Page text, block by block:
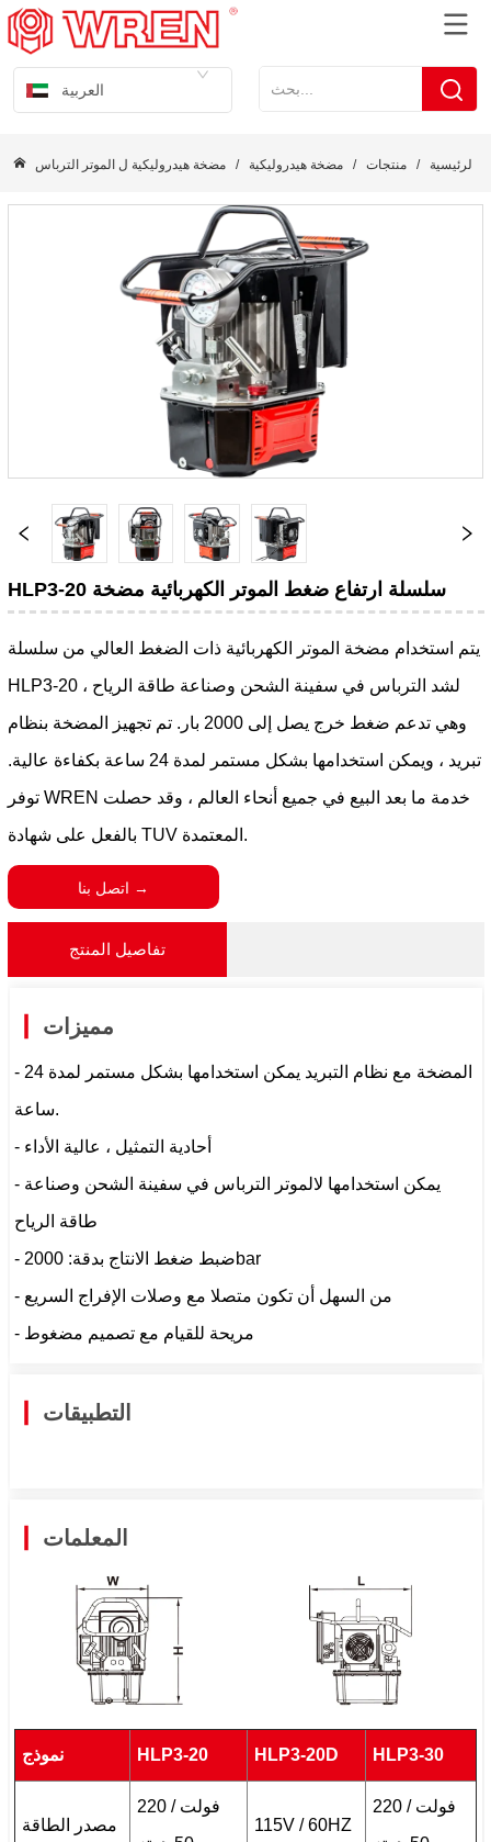
العربية
الرئيسية / منتجات / مضخة هيدروليكية / مضخة هيدروليكية ل الموتر الترباس
HLP3-20 سلسلة ارتفاع ضغط الموتر الكهربائية مضخة
يتم استخدام مضخة الموتر الكهربائية ذات الضغط العالي من سلسلة
HLP3-20 لشد الترباس في سفينة الشحن وصناعة طاقة الرياح ،
وهي تدعم ضغط خرج يصل إلى 2000 بار. تم تجهيز المضخة بنظام
تبريد ، ويمكن استخدامها بشكل مستمر لمدة 24 ساعة بكفاءة عالية.
توفر WREN خدمة ما بعد البيع في جميع أنحاء العالم ، وقد حصلت
بالفعل على شهادة TUV المعتمدة.
اتصل بنا →
تفاصيل المنتج
مميزات
- المضخة مع نظام التبريد يمكن استخدامها بشكل مستمر لمدة 24
ساعة.
- أحادية التمثيل ، عالية الأداء
- يمكن استخدامها لالموتر الترباس في سفينة الشحن وصناعة
طاقة الرياح
- ضبط ضغط الانتاج بدقة: 2000bar
- من السهل أن تكون متصلا مع وصلات الإفراج السريع
- مريحة للقيام مع تصميم مضغوط
التطبيقات
المعلمات
نموذج HLP3-20 HLP3-20D HLP3-30
مصدر الطاقة
220 فولت /
115V / 60HZ
220 فولت /